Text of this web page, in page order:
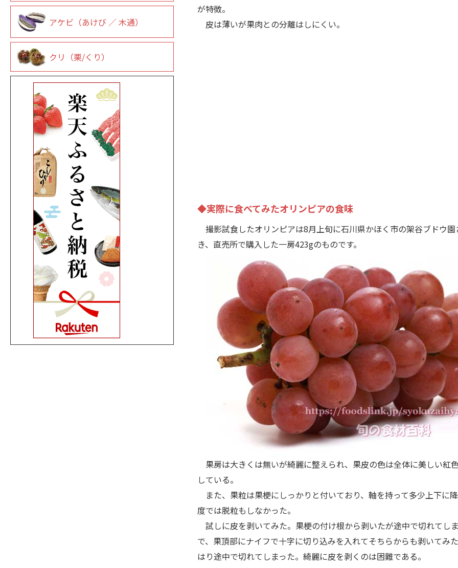
が特徴。
皮は薄いが果肉との分離はしにくい。
◆実際に食べてみたオリンピアの食味
撮影試食したオリンピアは8月上旬に石川県かほく市の架谷ブドウ園
き、直売所で購入した一房423gのものです。
果房は大きくは無いが綺麗に整えられ、果皮の色は全体に美しい紅
している。
また、果粒は果梗にしっかりと付いており、軸を持って多少上下に
度では脱粒もしなかった。
試しに皮を剥いてみた。果梗の付け根から剥いたが途中で切れてし
で、果頂部にナイフで十字に切り込みを入れてそちらからも剥いてみ
はり途中で切れてしまった。綺麗に皮を剥くのは困難である。
アケビ（あけび ／ 木通）
クリ（栗/くり）